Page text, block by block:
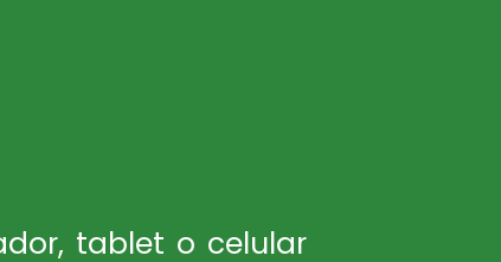
tablet o celular